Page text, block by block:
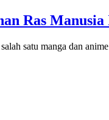
Ras Manusia
satu manga dan